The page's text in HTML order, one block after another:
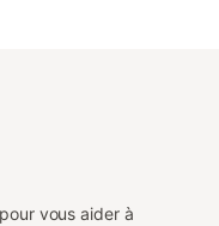
vous aider à